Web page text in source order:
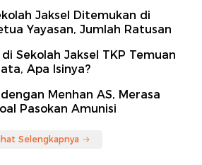
Jaksel Ditemukan di
Yayasan, Jumlah Ratusan
Sekolah Jaksel TKP Temuan
Apa Isinya?
Menhan AS, Merasa
Pasokan Amunisi
Selengkapnya